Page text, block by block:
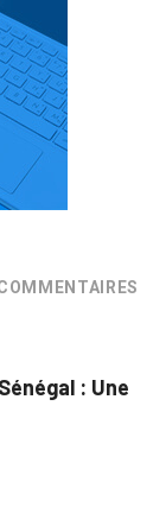
: Une